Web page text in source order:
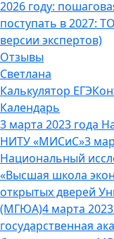
2026 году:
поступать в 2027:
версии экспертов)
Отзывы
Светлана
Калькулятор ЕГЭ
Календарь
3 марта 2023 года
НИТУ «МИСиС»3
Национальный
«Высшая школа
открытых дверей
(МГЮА)4 марта
государственная